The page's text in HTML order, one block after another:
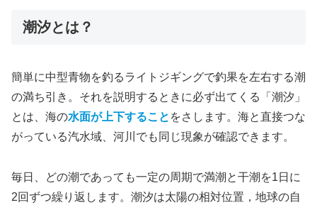
潮汐とは？
簡単に中型青物を釣るライトジギングで釣果を左右する潮
の満ち引き。それを説明するときに必ず出てくる「潮汐」
とは、海の水面が上下すること をさします。海と直接つな
がっている汽水域、河川でも同じ現象が確認できます。
毎日、どの潮であっても一定の周期で満潮と干潮を1日に
2回ずつ繰り返します。潮汐は太陽の相対位置，地球の自